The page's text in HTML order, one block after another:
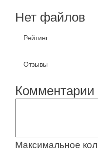
Нет файлов
Рейтинг
Отзывы
Комментарии
Максимальное